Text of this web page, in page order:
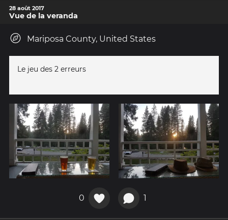
28 août 2017
Vue de la veranda
Mariposa County, United States
Le jeu des 2 erreurs
0 1